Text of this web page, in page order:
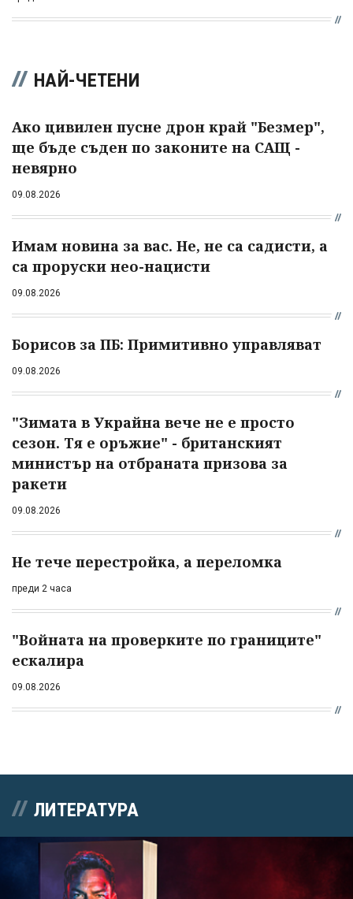
НАЙ-ЧЕТЕНИ
Ако цивилен пусне дрон край "Безмер",
ще бъде съден по законите на САЩ -
невярно
09.08.2026
Имам новина за вас. Не, не са садисти, а
са проруски нео-нацисти
09.08.2026
Борисов за ПБ: Примитивно управляват
09.08.2026
"Зимата в Украйна вече не е просто
сезон. Тя е оръжие" - британският
министър на отбраната призова за
ракети
09.08.2026
Не тече перестройка, а переломка
преди 2 часа
"Войната на проверките по границите"
ескалира
09.08.2026
ЛИТЕРАТУРА